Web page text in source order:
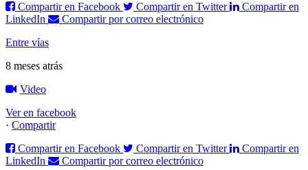
Compartir en Facebook
Compartir en Twitter
Compartir en
LinkedIn
Compartir por correo electrónico
Entre vías
8 meses atrás
Video
Ver en facebook
· Compartir
Compartir en Facebook
Compartir en Twitter
Compartir en
LinkedIn
Compartir por correo electrónico